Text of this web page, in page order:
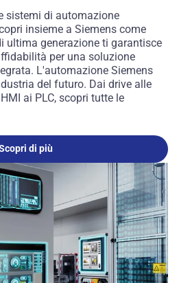
sistemi di automazione
insieme a Siemens come
ultima generazione ti garantisce
per una soluzione
L'automazione Siemens
del futuro. Dai drive alle
ai PLC, scopri tutte le
di più